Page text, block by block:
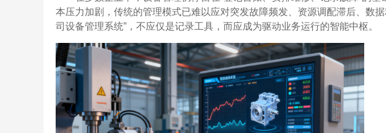
本压力加剧，传统的管理模式已难以应对突发故障频发、资源调配滞后、数
司设备管理系统”，不应仅是记录工具，而应成为驱动业务运行的智能中枢。